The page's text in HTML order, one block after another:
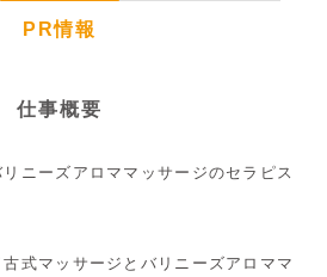
PR情報
仕事概要
ニーズアロママッサージのセラピス
式マッサージとバリニーズアロママ